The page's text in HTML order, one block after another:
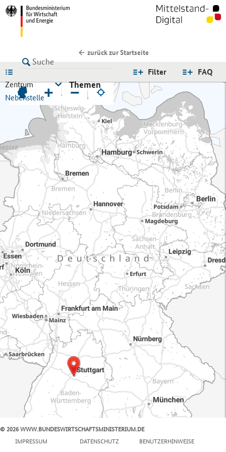
zurück zur Startseite
FAQ
Filter
Zentrum
Nebenstelle
Themen
+ −
© 2026 WWW.BUNDESWIRTSCHAFTSMINISTERIUM.DE
IMPRESSUM
DATENSCHUTZ BENUTZERHINWEISE